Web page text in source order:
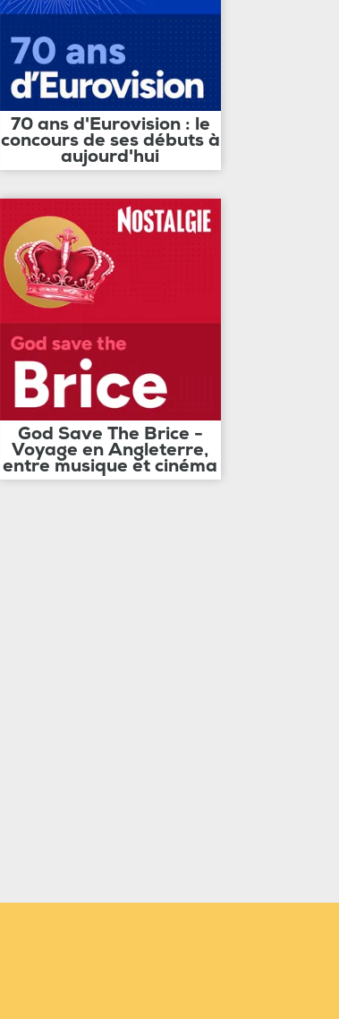
70 ans d'Eurovision : le
concours de ses débuts à
aujourd'hui
God Save The Brice -
Voyage en Angleterre,
entre musique et cinéma